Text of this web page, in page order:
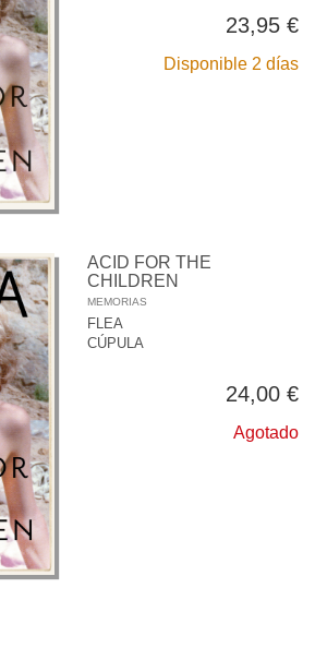
23,95 €
Disponible 2 días
ACID FOR THE
CHILDREN
MEMORIAS
FLEA
CÚPULA
24,00 €
Agotado